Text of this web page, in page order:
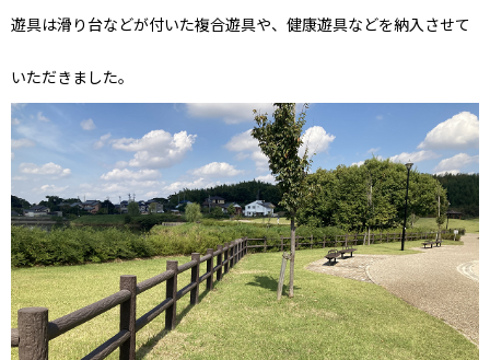
遊具は滑り台などが付いた複合遊具や、健康遊具などを納入させて
いただきました。